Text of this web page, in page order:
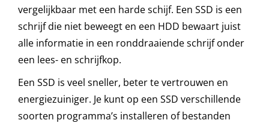
vergelijkbaar met een harde schijf. Een SSD is een
schrijf die niet beweegt en een HDD bewaart juist
alle informatie in een ronddraaiende schrijf onder
een lees- en schrijfkop.
Een SSD is veel sneller, beter te vertrouwen en
energiezuiniger. Je kunt op een SSD verschillende
soorten programma’s installeren of bestanden